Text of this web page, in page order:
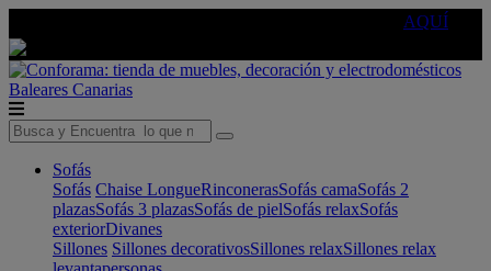
AQUÍ
Baleares Canarias
Sofás
Sofás Chaise LongueRinconerasSofás camaSofás 2
plazasSofás 3 plazasSofás de pielSofás relaxSofás
exteriorDivanes
Sillones Sillones decorativosSillones relaxSillones relax